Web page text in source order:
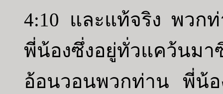
4:10 และแท้จริง พวก
พี่น้องซึ่งอยู่ทั่วแคว้นมา
อ้อนวอนพวกท่าน พี่น้อ